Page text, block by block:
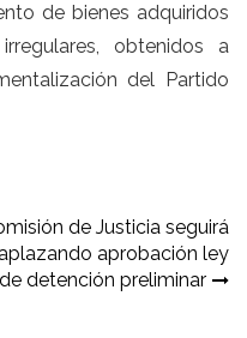
de bienes adquiridos
obtenidos a
del Partido
de Justicia seguirá
aprobación ley
de detención preliminar